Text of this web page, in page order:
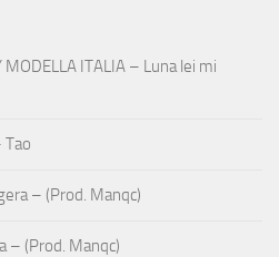
MODELLA ITALIA – Luna lei mi
Tao
– (Prod. Manqc)
– (Prod. Manqc)